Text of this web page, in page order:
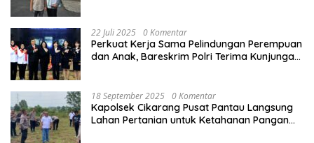
22 Juli 2025 0 Komentar
Perkuat Kerja Sama Pelindungan Perempuan
dan Anak, Bareskrim Polri Terima Kunjungan
18 September 2025 0 Komentar
Kapolsek Cikarang Pusat Pantau Langsung
Lahan Pertanian untuk Ketahanan Pangan